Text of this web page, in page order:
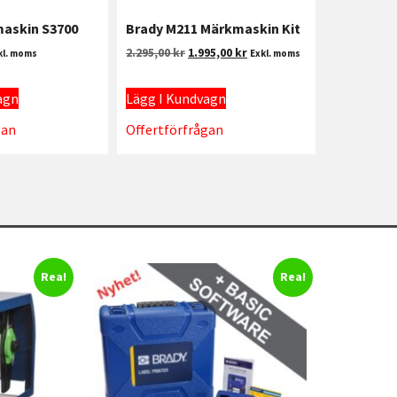
S3700
moms
Brady M211 Märkmaskin Kit
2.295,00kr 1.995,00 kr Exkl. moms
Lägg I Kundvagn
Offertförfrågan
Rea! Rea!